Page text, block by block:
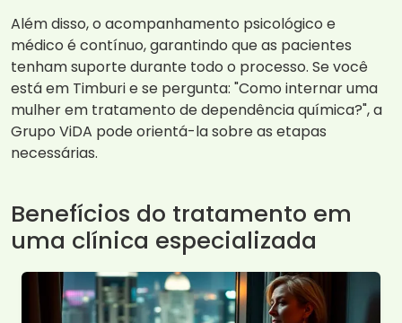
Além disso, o acompanhamento psicológico e
médico é contínuo, garantindo que as pacientes
tenham suporte durante todo o processo. Se você
está em Timburi e se pergunta: "Como internar uma
mulher em tratamento de dependência química?", a
Grupo ViDA pode orientá-la sobre as etapas
necessárias.
Benefícios do tratamento em
uma clínica especializada